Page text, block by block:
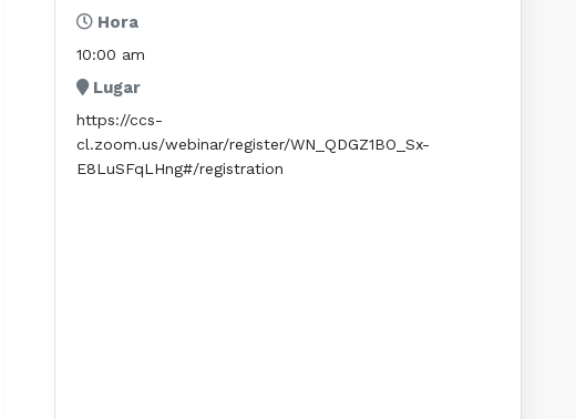
Hora
10:00 am
Lugar
https://ccs-
cl.zoom.us/webinar/register/WN_QDGZ1BO_Sx-
E8LuSFqLHng#/registration